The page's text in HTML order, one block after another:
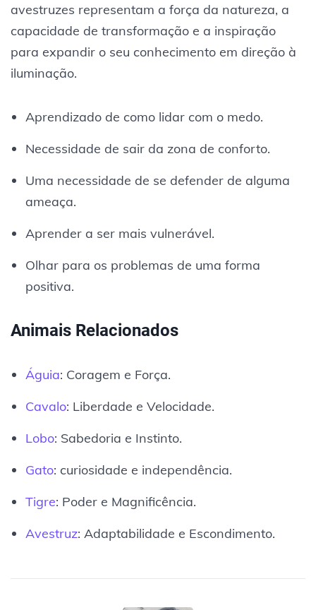
avestruzes representam a força da natureza, a
capacidade de transformação e a inspiração
para expandir o seu conhecimento em direção à
iluminação.
Aprendizado de como lidar com o medo.
Necessidade de sair da zona de conforto.
Uma necessidade de se defender de alguma
ameaça.
Aprender a ser mais vulnerável.
Olhar para os problemas de uma forma
positiva.
Animais Relacionados
Águia: Coragem e Força.
Cavalo: Liberdade e Velocidade.
Lobo: Sabedoria e Instinto.
Gato: curiosidade e independência.
Tigre: Poder e Magnificência.
Avestruz: Adaptabilidade e Escondimento.